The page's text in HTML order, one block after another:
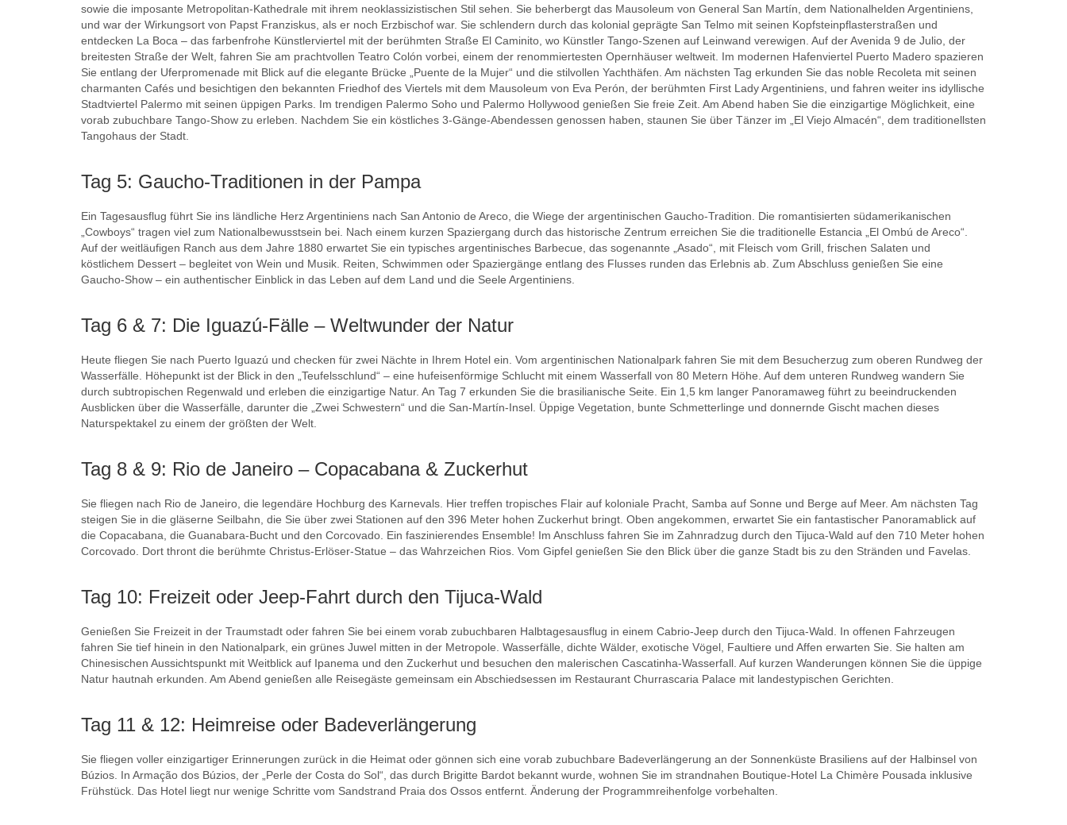
sowie die imposante Metropolitan-Kathedrale mit ihrem neoklassizistischen Stil sehen. Sie beherbergt das Mausoleum von General San Martín, dem Nationalhelden Argentiniens,
und war der Wirkungsort von Papst Franziskus, als er noch Erzbischof war. Sie schlendern durch das kolonial geprägte San Telmo mit seinen Kopfsteinpflasterstraßen und
entdecken La Boca – das farbenfrohe Künstlerviertel mit der berühmten Straße El Caminito, wo Künstler Tango-Szenen auf Leinwand verewigen. Auf der Avenida 9 de Julio, der
breitesten Straße der Welt, fahren Sie am prachtvollen Teatro Colón vorbei, einem der renommiertesten Opernhäuser weltweit. Im modernen Hafenviertel Puerto Madero spazieren
Sie entlang der Uferpromenade mit Blick auf die elegante Brücke „Puente de la Mujer“ und die stilvollen Yachthäfen. Am nächsten Tag erkunden Sie das noble Recoleta mit seinen
charmanten Cafés und besichtigen den bekannten Friedhof des Viertels mit dem Mausoleum von Eva Perón, der berühmten First Lady Argentiniens, und fahren weiter ins idyllische
Stadtviertel Palermo mit seinen üppigen Parks. Im trendigen Palermo Soho und Palermo Hollywood genießen Sie freie Zeit. Am Abend haben Sie die einzigartige Möglichkeit, eine
vorab zubuchbare Tango-Show zu erleben. Nachdem Sie ein köstliches 3-Gänge-Abendessen genossen haben, staunen Sie über Tänzer im „El Viejo Almacén“, dem traditionellsten
Tangohaus der Stadt.
Tag 5: Gaucho-Traditionen in der Pampa
Ein Tagesausflug führt Sie ins ländliche Herz Argentiniens nach San Antonio de Areco, die Wiege der argentinischen Gaucho-Tradition. Die romantisierten südamerikanischen
„Cowboys“ tragen viel zum Nationalbewusstsein bei. Nach einem kurzen Spaziergang durch das historische Zentrum erreichen Sie die traditionelle Estancia „El Ombú de Areco“.
Auf der weitläufigen Ranch aus dem Jahre 1880 erwartet Sie ein typisches argentinisches Barbecue, das sogenannte „Asado“, mit Fleisch vom Grill, frischen Salaten und
köstlichem Dessert – begleitet von Wein und Musik. Reiten, Schwimmen oder Spaziergänge entlang des Flusses runden das Erlebnis ab. Zum Abschluss genießen Sie eine
Gaucho-Show – ein authentischer Einblick in das Leben auf dem Land und die Seele Argentiniens.
Tag 6 & 7: Die Iguazú-Fälle – Weltwunder der Natur
Heute fliegen Sie nach Puerto Iguazú und checken für zwei Nächte in Ihrem Hotel ein. Vom argentinischen Nationalpark fahren Sie mit dem Besucherzug zum oberen Rundweg der
Wasserfälle. Höhepunkt ist der Blick in den „Teufelsschlund“ – eine hufeisenförmige Schlucht mit einem Wasserfall von 80 Metern Höhe. Auf dem unteren Rundweg wandern Sie
durch subtropischen Regenwald und erleben die einzigartige Natur. An Tag 7 erkunden Sie die brasilianische Seite. Ein 1,5 km langer Panoramaweg führt zu beeindruckenden
Ausblicken über die Wasserfälle, darunter die „Zwei Schwestern“ und die San-Martín-Insel. Üppige Vegetation, bunte Schmetterlinge und donnernde Gischt machen dieses
Naturspektakel zu einem der größten der Welt.
Tag 8 & 9: Rio de Janeiro – Copacabana & Zuckerhut
Sie fliegen nach Rio de Janeiro, die legendäre Hochburg des Karnevals. Hier treffen tropisches Flair auf koloniale Pracht, Samba auf Sonne und Berge auf Meer. Am nächsten Tag
steigen Sie in die gläserne Seilbahn, die Sie über zwei Stationen auf den 396 Meter hohen Zuckerhut bringt. Oben angekommen, erwartet Sie ein fantastischer Panoramablick auf
die Copacabana, die Guanabara-Bucht und den Corcovado. Ein faszinierendes Ensemble! Im Anschluss fahren Sie im Zahnradzug durch den Tijuca-Wald auf den 710 Meter hohen
Corcovado. Dort thront die berühmte Christus-Erlöser-Statue – das Wahrzeichen Rios. Vom Gipfel genießen Sie den Blick über die ganze Stadt bis zu den Stränden und Favelas.
Tag 10: Freizeit oder Jeep-Fahrt durch den Tijuca-Wald
Genießen Sie Freizeit in der Traumstadt oder fahren Sie bei einem vorab zubuchbaren Halbtagesausflug in einem Cabrio-Jeep durch den Tijuca-Wald. In offenen Fahrzeugen
fahren Sie tief hinein in den Nationalpark, ein grünes Juwel mitten in der Metropole. Wasserfälle, dichte Wälder, exotische Vögel, Faultiere und Affen erwarten Sie. Sie halten am
Chinesischen Aussichtspunkt mit Weitblick auf Ipanema und den Zuckerhut und besuchen den malerischen Cascatinha-Wasserfall. Auf kurzen Wanderungen können Sie die üppige
Natur hautnah erkunden. Am Abend genießen alle Reisegäste gemeinsam ein Abschiedsessen im Restaurant Churrascaria Palace mit landestypischen Gerichten.
Tag 11 & 12: Heimreise oder Badeverlängerung
Sie fliegen voller einzigartiger Erinnerungen zurück in die Heimat oder gönnen sich eine vorab zubuchbare Badeverlängerung an der Sonnenküste Brasiliens auf der Halbinsel von
Búzios. In Armação dos Búzios, der „Perle der Costa do Sol“, das durch Brigitte Bardot bekannt wurde, wohnen Sie im strandnahen Boutique-Hotel La Chimère Pousada inklusive
Frühstück. Das Hotel liegt nur wenige Schritte vom Sandstrand Praia dos Ossos entfernt. Änderung der Programmreihenfolge vorbehalten.